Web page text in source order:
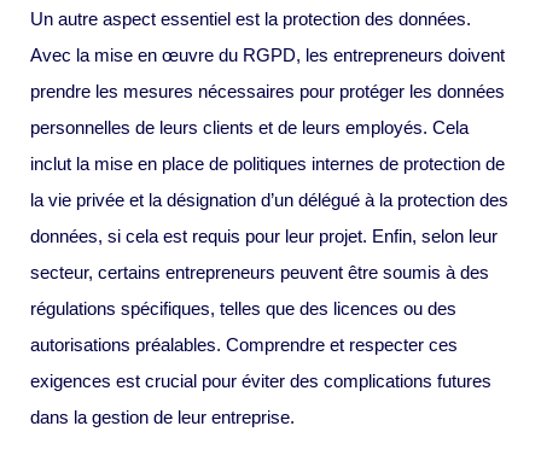
Un autre aspect essentiel est la protection des données.
Avec la mise en œuvre du RGPD, les entrepreneurs doivent
prendre les mesures nécessaires pour protéger les données
personnelles de leurs clients et de leurs employés. Cela
inclut la mise en place de politiques internes de protection de
la vie privée et la désignation d’un délégué à la protection des
données, si cela est requis pour leur projet. Enfin, selon leur
secteur, certains entrepreneurs peuvent être soumis à des
régulations spécifiques, telles que des licences ou des
autorisations préalables. Comprendre et respecter ces
exigences est crucial pour éviter des complications futures
dans la gestion de leur entreprise.